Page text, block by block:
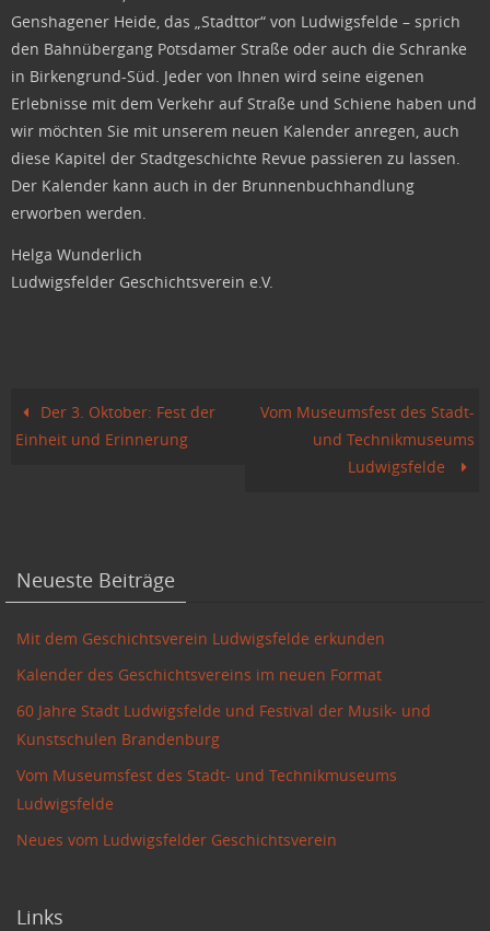
Genshagener Heide, das „Stadttor“ von Ludwigsfelde – sprich
den Bahnübergang Potsdamer Straße oder auch die Schranke
in Birkengrund-Süd. Jeder von Ihnen wird seine eigenen
Erlebnisse mit dem Verkehr auf Straße und Schiene haben und
wir möchten Sie mit unserem neuen Kalender anregen, auch
diese Kapitel der Stadtgeschichte Revue passieren zu lassen.
Der Kalender kann auch in der Brunnenbuchhandlung
erworben werden.
Helga Wunderlich
Ludwigsfelder Geschichtsverein e.V.
Der 3. Oktober: Fest der
Einheit und Erinnerung
Vom Museumsfest des Stadt-
und Technikmuseums
Ludwigsfelde
Neueste Beiträge
Mit dem Geschichtsverein Ludwigsfelde erkunden
Kalender des Geschichtsvereins im neuen Format
60 Jahre Stadt Ludwigsfelde und Festival der Musik- und
Kunstschulen Brandenburg
Vom Museumsfest des Stadt- und Technikmuseums
Ludwigsfelde
Neues vom Ludwigsfelder Geschichtsverein
Links